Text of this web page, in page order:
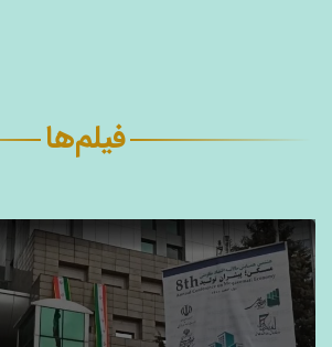
فیلم‌ها